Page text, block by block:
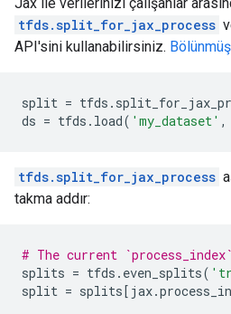
tfds.split_for_jax_process
API'sini kullanabilirsiniz.
split = tfds .
ds = tfds . load( 'my_dataset' ,
tfds.split_for_jax_process
takma addır:
# The current
splits = tfds . even_splits(
split = splits[ jax.